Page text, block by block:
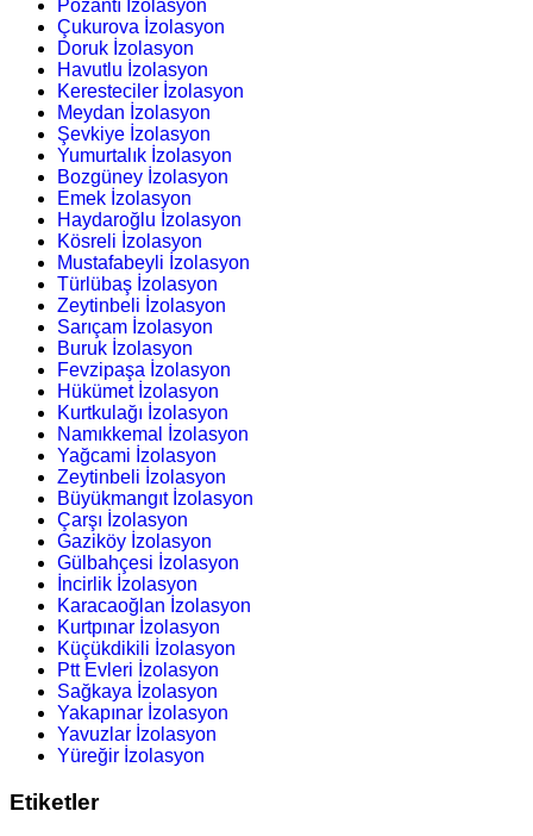
Pozantı İzolasyon
Çukurova İzolasyon
Doruk İzolasyon
Havutlu İzolasyon
Keresteciler İzolasyon
Meydan İzolasyon
Şevkiye İzolasyon
Yumurtalık İzolasyon
Bozgüney İzolasyon
Emek İzolasyon
Haydaroğlu İzolasyon
Kösreli İzolasyon
Mustafabeyli İzolasyon
Türlübaş İzolasyon
Zeytinbeli İzolasyon
Sarıçam İzolasyon
Buruk İzolasyon
Fevzipaşa İzolasyon
Hükümet İzolasyon
Kurtkulağı İzolasyon
Namıkkemal İzolasyon
Yağcami İzolasyon
Zeytinbeli İzolasyon
Büyükmangıt İzolasyon
Çarşı İzolasyon
Gaziköy İzolasyon
Gülbahçesi İzolasyon
İncirlik İzolasyon
Karacaoğlan İzolasyon
Kurtpınar İzolasyon
Küçükdikili İzolasyon
Ptt Evleri İzolasyon
Sağkaya İzolasyon
Yakapınar İzolasyon
Yavuzlar İzolasyon
Yüreğir İzolasyon
Etiketler